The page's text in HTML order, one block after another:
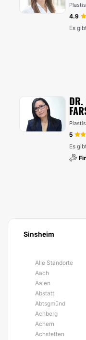
4.9
Es
DR.
5
Es
Sinsheim
Alle Standorte
Aach
Aalen
Abstatt
Abtsgmünd
Achberg
Achern
Achstetten